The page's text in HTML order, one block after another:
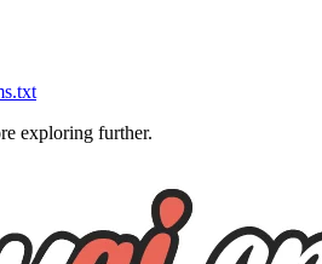
exploring further.